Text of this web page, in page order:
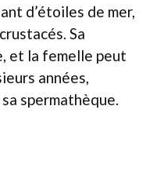
d’étoiles de mer,
Sa
et la femelle peut
années,
spermathèque.